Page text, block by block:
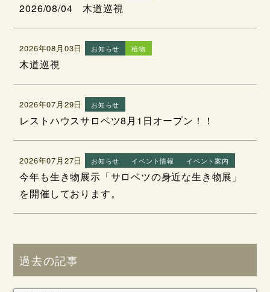
2026/08/04 木道巡視
2026年08月03日 お知らせ 植物
木道巡視
2026年07月29日 お知らせ
レストハウスサロベツ8月1日オープン！！
2026年07月27日 お知らせ イベント情報 イベント案内
今年も生き物展示「サロベツの身近な生き物展」
を開催しております。
過去の記事